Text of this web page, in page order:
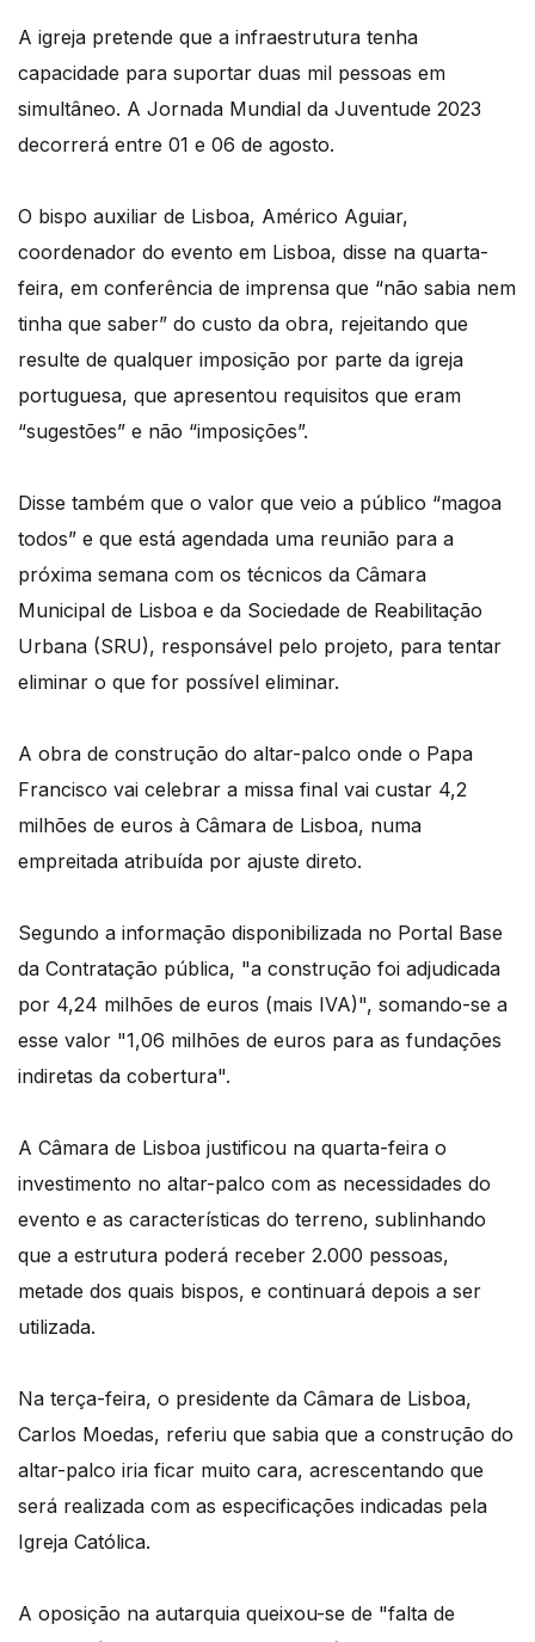
A igreja pretende que a infraestrutura tenha
capacidade para suportar duas mil pessoas em
simultâneo. A Jornada Mundial da Juventude 2023
decorrerá entre 01 e 06 de agosto.
O bispo auxiliar de Lisboa, Américo Aguiar,
coordenador do evento em Lisboa, disse na quarta-
feira, em conferência de imprensa que “não sabia nem
tinha que saber” do custo da obra, rejeitando que
resulte de qualquer imposição por parte da igreja
portuguesa, que apresentou requisitos que eram
“sugestões” e não “imposições”.
Disse também que o valor que veio a público “magoa
todos” e que está agendada uma reunião para a
próxima semana com os técnicos da Câmara
Municipal de Lisboa e da Sociedade de Reabilitação
Urbana (SRU), responsável pelo projeto, para tentar
eliminar o que for possível eliminar.
A obra de construção do altar-palco onde o Papa
Francisco vai celebrar a missa final vai custar 4,2
milhões de euros à Câmara de Lisboa, numa
empreitada atribuída por ajuste direto.
Segundo a informação disponibilizada no Portal Base
da Contratação pública, "a construção foi adjudicada
por 4,24 milhões de euros (mais IVA)", somando-se a
esse valor "1,06 milhões de euros para as fundações
indiretas da cobertura".
A Câmara de Lisboa justificou na quarta-feira o
investimento no altar-palco com as necessidades do
evento e as características do terreno, sublinhando
que a estrutura poderá receber 2.000 pessoas,
metade dos quais bispos, e continuará depois a ser
utilizada.
Na terça-feira, o presidente da Câmara de Lisboa,
Carlos Moedas, referiu que sabia que a construção do
altar-palco iria ficar muito cara, acrescentando que
será realizada com as especificações indicadas pela
Igreja Católica.
A oposição na autarquia queixou-se de "falta de